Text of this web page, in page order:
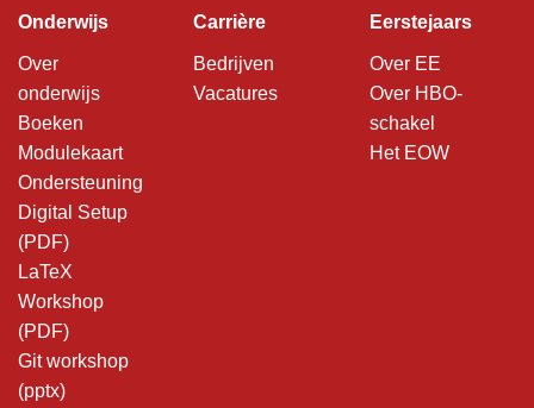
Onderwijs
Over
onderwijs
Boeken
Modulekaart
Ondersteuning
Digital Setup
(PDF)
LaTeX
Workshop
(PDF)
Git workshop
(pptx)
Carrière
Bedrijven
Vacatures
Eerstejaars
Over EE
Over HBO-
schakel
Het EOW